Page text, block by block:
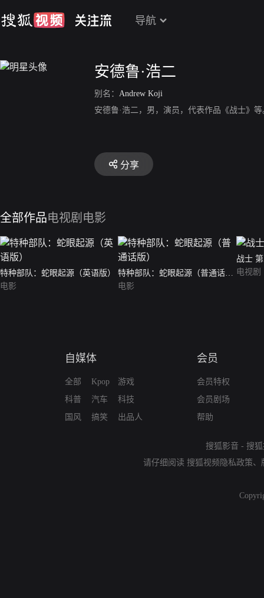
导航
安德鲁·浩二
别名： Andrew Koji
安德鲁·浩二，男，演员，代表作品《战士》等
分享
全部作品电视剧 电影
特种部队：蛇眼起源（英语版）
电影
特种部队：蛇眼起源（普通话
版）
电影
战士
电视剧
自媒体
全部
科普
国风
Kpop
汽车
搞笑
游戏
科技
出品人
会员
会员特权
会员剧场
帮助
搜狐影音 - 搜
请仔细阅读 搜狐视频隐私政策、